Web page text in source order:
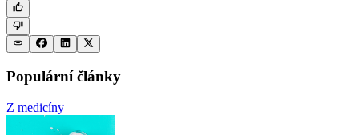
Populární články
Z medicíny